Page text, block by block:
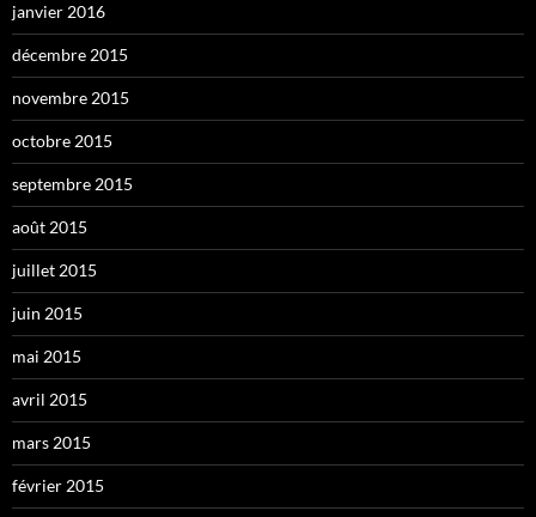
janvier 2016
décembre 2015
novembre 2015
octobre 2015
septembre 2015
août 2015
juillet 2015
juin 2015
mai 2015
avril 2015
mars 2015
février 2015